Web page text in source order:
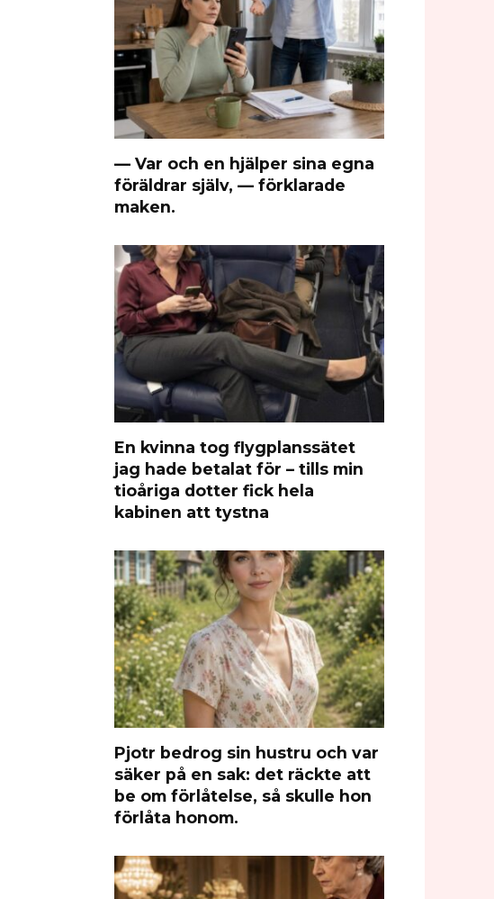
— Var och en hjälper sina egna
föräldrar själv, — förklarade
maken.
En kvinna tog flygplanssätet
jag hade betalat för – tills min
tioåriga dotter fick hela
kabinen att tystna
Pjotr bedrog sin hustru och var
säker på en sak: det räckte att
be om förlåtelse, så skulle hon
förlåta honom.